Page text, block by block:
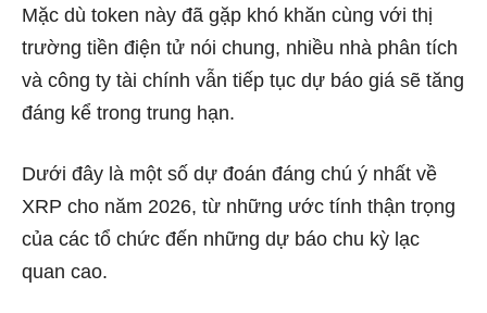
Mặc dù token này đã gặp khó khăn cùng với thị
trường tiền điện tử nói chung, nhiều nhà phân tích
và công ty tài chính vẫn tiếp tục dự báo giá sẽ tăng
đáng kể trong trung hạn.
Dưới đây là một số dự đoán đáng chú ý nhất về
XRP cho năm 2026, từ những ước tính thận trọng
của các tổ chức đến những dự báo chu kỳ lạc
quan cao.